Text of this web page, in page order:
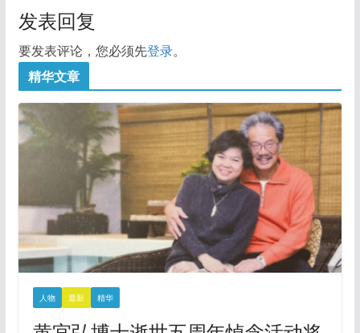
发表回复
要发表评论，您必须先登录。
精华文章
人物 最新 精华